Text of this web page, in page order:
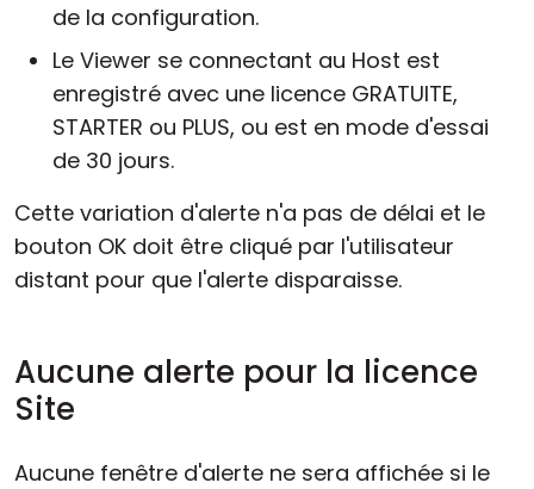
de la configuration.
Le Viewer se connectant au Host est
enregistré avec une licence GRATUITE,
STARTER ou PLUS, ou est en mode d'essai
de 30 jours.
Cette variation d'alerte n'a pas de délai et le
bouton OK doit être cliqué par l'utilisateur
distant pour que l'alerte disparaisse.
Aucune alerte pour la licence
Site
Aucune fenêtre d'alerte ne sera affichée si le